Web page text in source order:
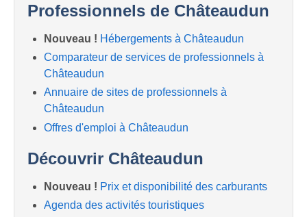
Professionnels de Châteaudun
Nouveau ! Hébergements à Châteaudun
Comparateur de services de professionnels à
Châteaudun
Annuaire de sites de professionnels à
Châteaudun
Offres d'emploi à Châteaudun
Découvrir Châteaudun
Nouveau ! Prix et disponibilité des carburants
Agenda des activités touristiques